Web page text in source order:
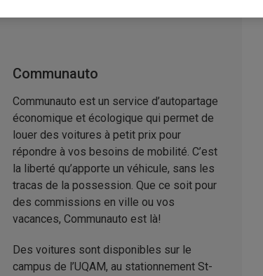
Communauto
Communauto est un service d’autopartage
économique et écologique qui permet de
louer des voitures à petit prix pour
répondre à vos besoins de mobilité. C’est
la liberté qu’apporte un véhicule, sans les
tracas de la possession. Que ce soit pour
des commissions en ville ou vos
vacances, Communauto est là!
Des voitures sont disponibles sur le
campus de l’UQAM, au stationnement St-